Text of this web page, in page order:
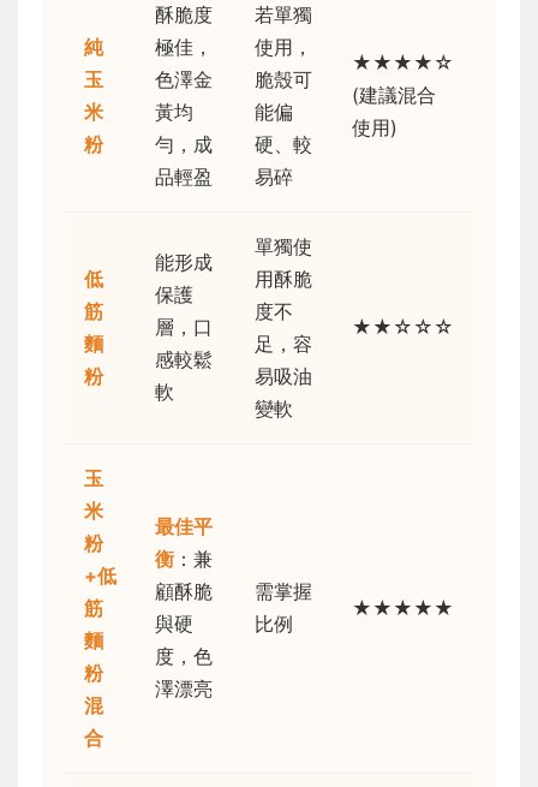
純
玉
米
粉
酥脆度
極佳，
色澤金
黃均
勻，成
品輕盈
若單獨
使用，
脆殼可
能偏
硬、較
易碎
★★★★☆
(建議混合
使用)
低
筋
麵
粉
能形成
保護
層，口
感較鬆
軟
單獨使
用酥脆
度不
足，容
易吸油
變軟
★★☆☆☆
玉
米
粉
+低
筋
麵
粉
混
合
最佳平
衡 ：兼
顧酥脆
與硬
度，色
澤漂亮
需掌握
比例
★★★★★